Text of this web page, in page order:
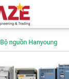
Bộ nguồn Hanyoung